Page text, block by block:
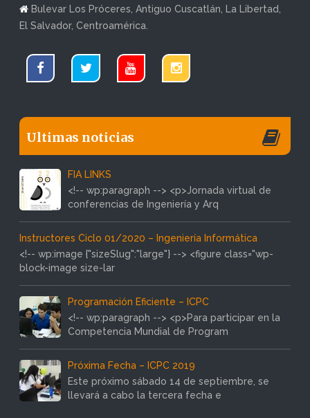
Bulevar Los Próceres, Antiguo Cuscatlán, La Libertad,
El Salvador, Centroamérica.
Ultimas noticias
FIA LINKS
<!-- wp:paragraph --> <p>Jornada virtual de
conferencias de Ingeniería y Arq
Instructores Ciclo 01/2020 – Ingeniería Informática
<!-- wp:image {"sizeSlug":"large"} --> <figure class="wp-
block-image size-lar
Programación Eficiente – ICPC
<!-- wp:paragraph --> <p>Para participar en la
Competencia Mundial de Program
Próxima Fecha – ICPC 2019
Este próximo sábado 14 de septiembre, se
llevará a cabo la tercera fecha e